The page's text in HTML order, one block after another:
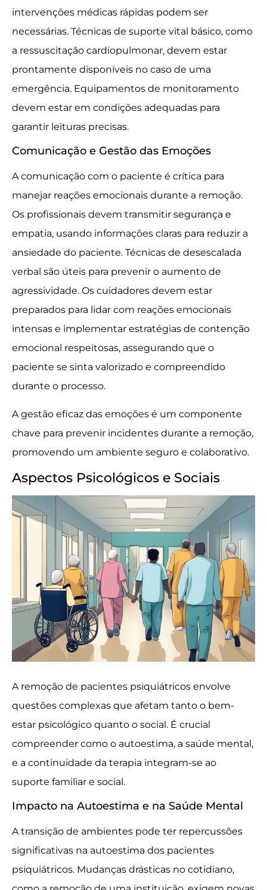
intervenções médicas rápidas podem ser
necessárias. Técnicas de suporte vital básico, como
a ressuscitação cardiopulmonar, devem estar
prontamente disponíveis no caso de uma
emergência. Equipamentos de monitoramento
devem estar em condições adequadas para
garantir leituras precisas.
Comunicação e Gestão das Emoções
A comunicação com o paciente é crítica para
manejar reações emocionais durante a remoção.
Os profissionais devem transmitir segurança e
empatia, usando informações claras para reduzir a
ansiedade do paciente. Técnicas de desescalada
verbal são úteis para prevenir o aumento de
agressividade. Os cuidadores devem estar
preparados para lidar com reações emocionais
intensas e implementar estratégias de contenção
emocional respeitosas, assegurando que o
paciente se sinta valorizado e compreendido
durante o processo.
A gestão eficaz das emoções é um componente
chave para prevenir incidentes durante a remoção,
promovendo um ambiente seguro e colaborativo.
Aspectos Psicológicos e Sociais
A remoção de pacientes psiquiátricos envolve
questões complexas que afetam tanto o bem-
estar psicológico quanto o social. É crucial
compreender como o autoestima, a saúde mental,
e a continuidade da terapia integram-se ao
suporte familiar e social.
Impacto na Autoestima e na Saúde Mental
A transição de ambientes pode ter repercussões
significativas na autoestima dos pacientes
psiquiátricos. Mudanças drásticas no cotidiano,